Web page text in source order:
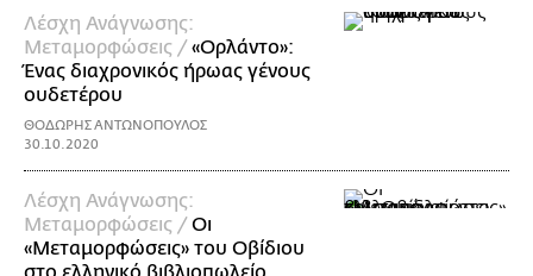
Λέσχη Ανάγνωσης:
Μεταμορφώσεις /«Ορλάντο»:
Ένας διαχρονικός ήρωας γένους
ουδετέρου
ΘΟΔΩΡΗΣ ΑΝΤΩΝΟΠΟΥΛΟΣ
30.10.2020
Λέσχη Ανάγνωσης:
Μεταμορφώσεις /Οι
«Μεταμορφώσεις» του Οβίδιου